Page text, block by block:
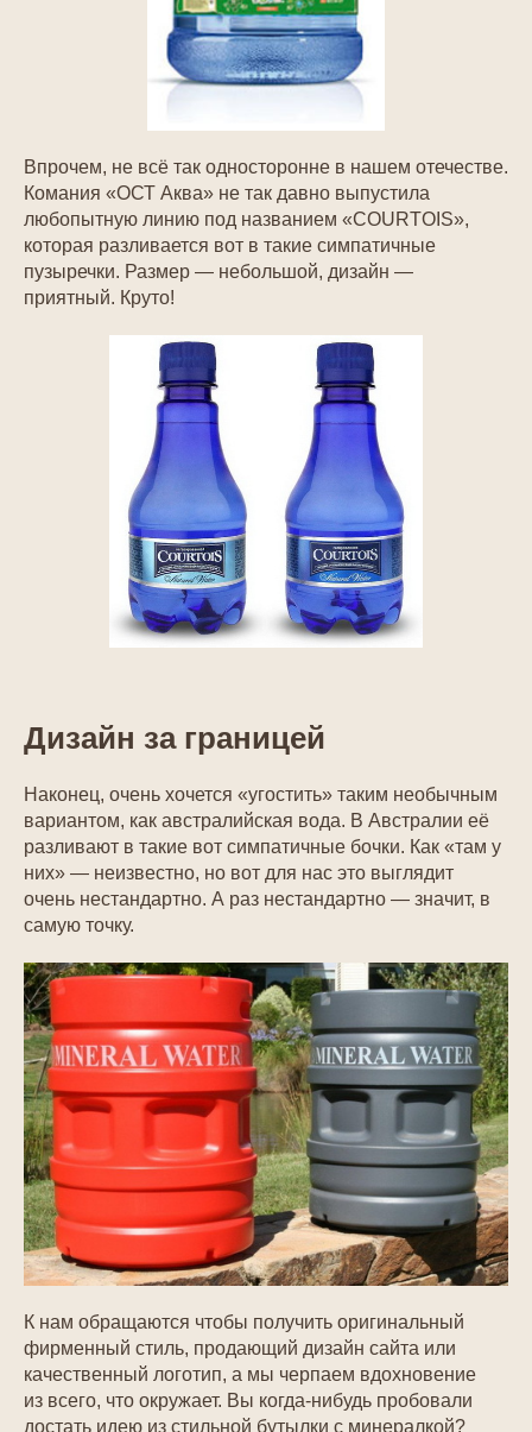
Впрочем, не всё так односторонне в нашем отечестве.
Комания «ОСТ Аква» не так давно выпустила
любопытную линию под названием «COURTOIS»,
которая разливается вот в такие симпатичные
пузыречки. Размер — небольшой, дизайн —
приятный. Круто!
Дизайн за границей
Наконец, очень хочется «угостить» таким необычным
вариантом, как австралийская вода. В Австралии её
разливают в такие вот симпатичные бочки. Как «там у
них» — неизвестно, но вот для нас это выглядит
очень нестандартно. А раз нестандартно — значит, в
самую точку.
К нам обращаются чтобы получить оригинальный
фирменный стиль, продающий дизайн сайта или
качественный логотип, а мы черпаем вдохновение
из всего, что окружает. Вы когда-нибудь пробовали
достать идею из стильной бутылки с минералкой?